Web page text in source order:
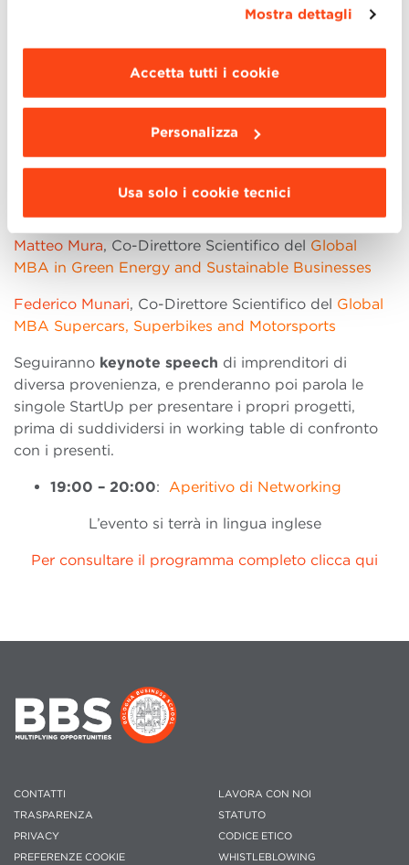
Dettagli ”. Per
modificare le impostazioni di navigazione e
scegliere le funzionalità, le terze parti e i cookie
Mostra dettagli
Accetta tutti i cookie
Personalizza
Usa solo i cookie tecnici
Green Energy and Sustainable Businesses
e si apriranno con l’intervento dei Direttori Scientifici
di ogni singolo track:
, Direttore Scientifico del
Ludovica Leone, Direttore Scientifico del
Matteo Mura, Co-Direttore Scientifico del Global
MBA in Green Energy and Sustainable Businesses
Federico Munari, Co-Direttore Scientifico del Global
MBA Supercars, Superbikes and Motorsports
Seguiranno keynote speech di imprenditori di
diversa provenienza, e prenderanno poi parola le
singole StartUp per presentare i propri progetti,
prima di suddividersi in working table di confronto
con i presenti.
19:00 – 20:00: Aperitivo di Networking
L’evento si terrà in lingua inglese
Per consultare il programma completo clicca qui
CONTATTI
TRASPARENZA
PRIVACY
PREFERENZE COOKIE
LAVORA CON NOI
STATUTO
CODICE ETICO
WHISTLEBLOWING